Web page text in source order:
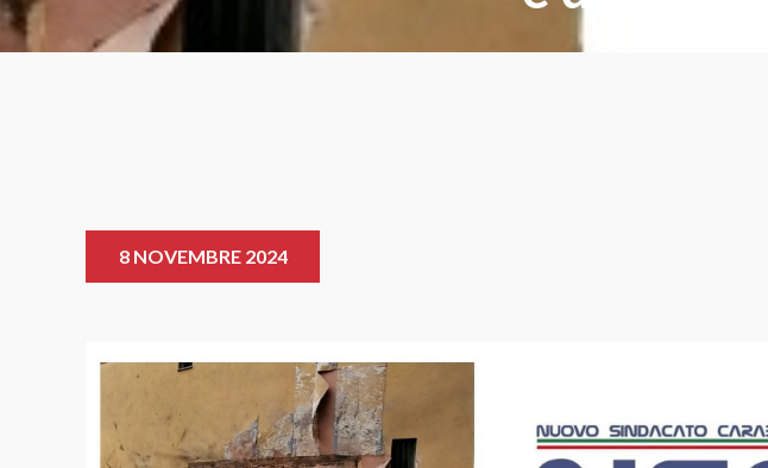
8 NOVEMBRE 2024